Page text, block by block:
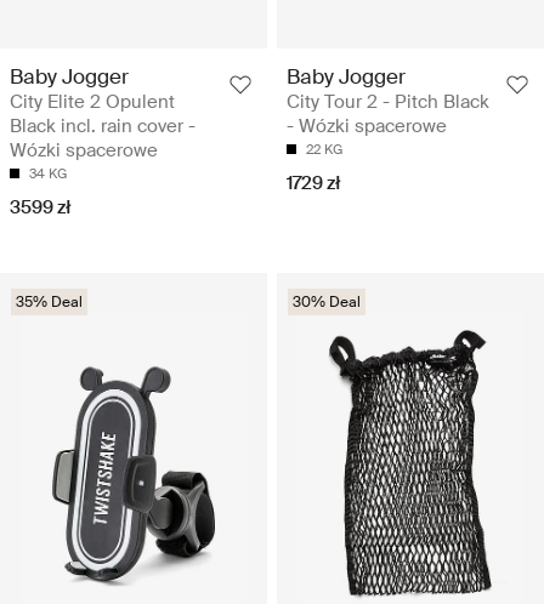
Baby Jogger
City Elite 2 Opulent
Black incl. rain cover -
Wózki spacerowe
34 KG
3599 zł
Baby Jogger
City Tour 2 - Pitch Black
- Wózki spacerowe
22 KG
1729 zł
35% Deal 30% Deal